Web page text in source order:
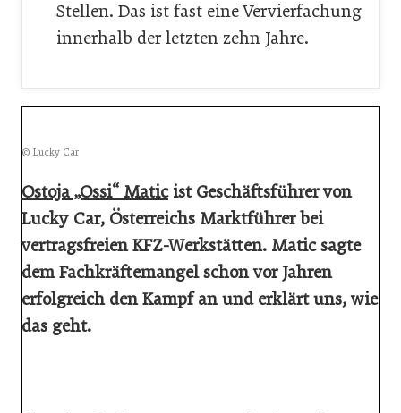
Stellen. Das ist fast eine Vervierfachung
innerhalb der letzten zehn Jahre.
© Lucky Car
Ostoja „Ossi“ Maticist Geschäftsführer von
Lucky Car, Österreichs Marktführer bei
vertragsfreien KFZ-Werkstätten. Matic sagte
dem Fachkräftemangel schon vor Jahren
erfolgreich den Kampf an und erklärt uns, wie
das geht.